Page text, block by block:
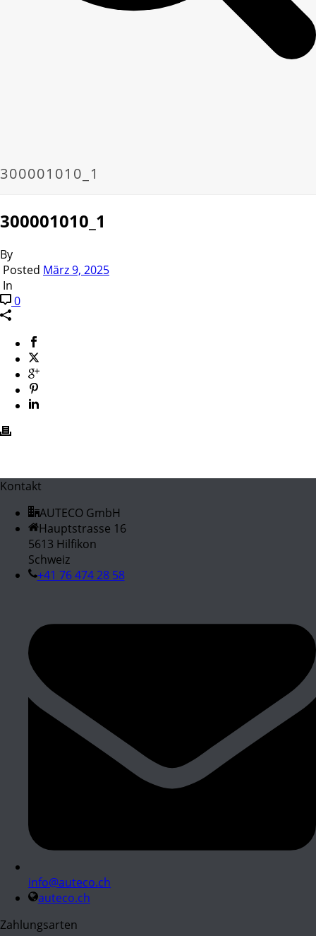
300001010_1
300001010_1
By
Posted März 9, 2025
In
0
Kontakt
AUTECO GmbH
Hauptstrasse 16
5613 Hilfikon
Schweiz
+41 76 474 28 58
info@auteco.ch
auteco.ch
Zahlungsarten